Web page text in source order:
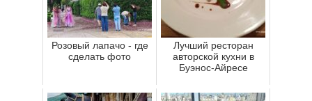
Розовый лапачо - где
сделать фото
Лучший ресторан
авторской кухни в
Буэнос-Айресе